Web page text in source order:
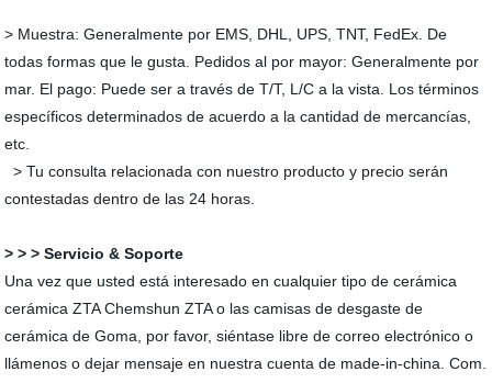
> Muestra: Generalmente por EMS, DHL, UPS, TNT, FedEx. De
todas formas que le gusta. Pedidos al por mayor: Generalmente por
mar. El pago: Puede ser a través de T/T, L/C a la vista. Los términos
específicos determinados de acuerdo a la cantidad de mercancías,
etc.
> Tu consulta relacionada con nuestro producto y precio serán
contestadas dentro de las 24 horas.
> > > Servicio & Soporte
Una vez que usted está interesado en cualquier tipo de cerámica
cerámica ZTA Chemshun ZTA o las camisas de desgaste de
cerámica de Goma, por favor, siéntase libre de correo electrónico o
llámenos o dejar mensaje en nuestra cuenta de made-in-china. Com.